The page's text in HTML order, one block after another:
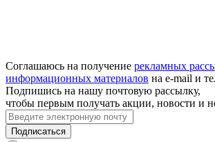
Соглашаюсь на получение рекламных
информационных материалов на e‑mail и
Подпишись на нашу почтовую рассылку,
чтобы первым получать акции, новости и
Подписаться